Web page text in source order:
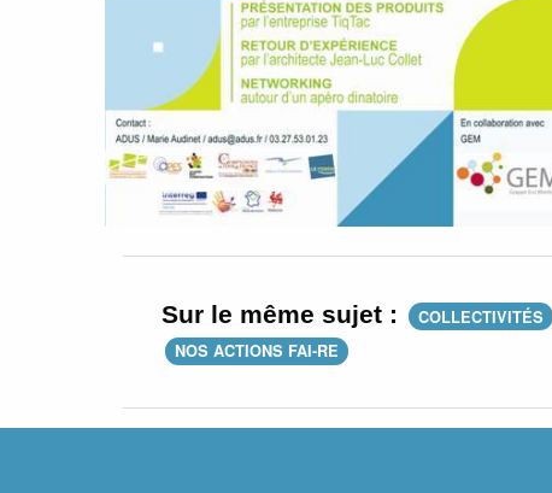
Sur le même sujet : COLLECTIVITÉS
NOS ACTIONS FAI-RE